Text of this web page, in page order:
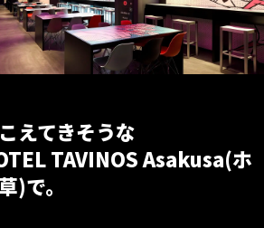
えてきそうな
TAVINOS Asakusa(ホ
)で。